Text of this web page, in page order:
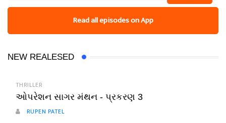
Read all episodes on App
NEW REALESED
THRILLER
ઓપરેશન સાગર મંથન - પ્રકરણ 3
RUPEN PATEL